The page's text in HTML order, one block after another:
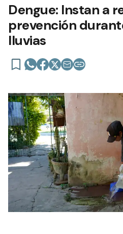
Dengue: Instan a
prevención
lluvias